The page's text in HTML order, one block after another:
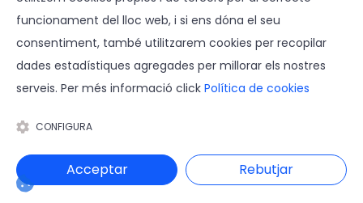
© 2026 Ajuntament d'Hostalric - Tots els drets reservats.
Avís legal
Disseny web i programació: Blaupixel.com
funcionament del lloc web, i si ens dóna el seu
consentiment, també utilitzarem cookies per recopilar
dades estadístiques agregades per millorar els nostres
serveis. Per més informació click Política de cookies
CONFIGURA
Acceptar Rebutjar